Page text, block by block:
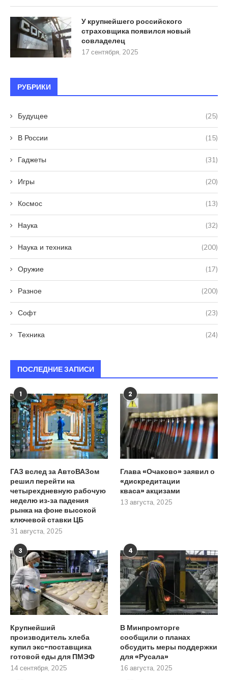
У крупнейшего российского
страховщика появился новый
совладелец
17 сентября, 2025
РУБРИКИ
Будущее (25)
В России (15)
Гаджеты (31)
Игры (20)
Космос (13)
Наука (32)
Наука и техника (200)
Оружие (17)
Разное (200)
Софт (23)
Техника (24)
ПОСЛЕДНИЕ ЗАПИСИ
1
ГАЗ вслед за АвтоВАЗом
решил перейти на
четырехдневную рабочую
неделю из‑за падения
рынка на фоне высокой
ключевой ставки ЦБ
31 августа, 2025
2
Глава «Очаково» заявил о
«дискредитации
кваса» акцизами
13 августа, 2025
3
Крупнейший
производитель хлеба
купил экс-поставщика
готовой еды для ПМЭФ
14 сентября, 2025
4
В Минпромторге
сообщили о планах
обсудить меры поддержки
для «Русала»
16 августа, 2025